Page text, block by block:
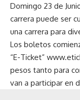
Domingo 23 de
carrera puede ser
una carrera para
Los boletos
“E-Ticket”
pesos tanto para
van a participar en